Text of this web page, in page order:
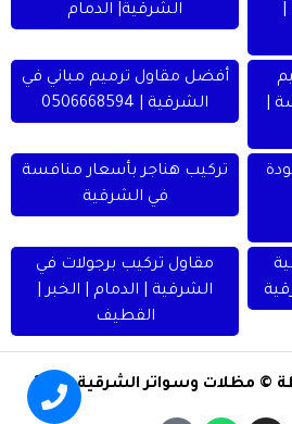
الشرقية| الدمام
|
أفضل مقاول ترميم مباني في
الشرقية | 0506668594
تركيب هناجر بأسعار منافسة
في الشرقية
مقاول تركيب برجولات في
الشرقية | الدمام | الخبر |
القطيف
مظلات وسواتر الشرقية 2024